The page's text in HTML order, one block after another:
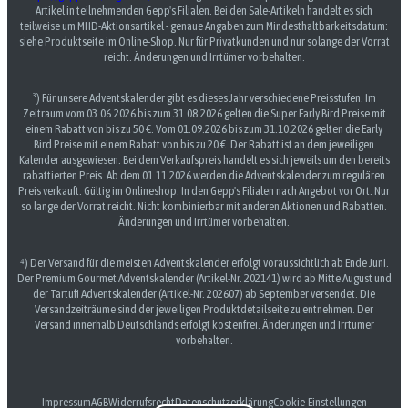
Artikel in teilnehmenden Gepp's Filialen. Bei den Sale-Artikeln handelt es sich
teilweise um MHD-Aktionsartikel - genaue Angaben zum Mindesthaltbarkeitsdatum:
siehe Produktseite im Online-Shop. Nur für Privatkunden und nur solange der Vorrat
reicht. Änderungen und Irrtümer vorbehalten.
³) Für unsere Adventskalender gibt es dieses Jahr verschiedene Preisstufen. Im
Zeitraum vom 03.06.2026 bis zum 31.08.2026 gelten die Super Early Bird Preise mit
einem Rabatt von bis zu 50 €. Vom 01.09.2026 bis zum 31.10.2026 gelten die Early
Bird Preise mit einem Rabatt von bis zu 20 €. Der Rabatt ist an dem jeweiligen
Kalender ausgewiesen. Bei dem Verkaufspreis handelt es sich jeweils um den bereits
rabattierten Preis. Ab dem 01.11.2026 werden die Adventskalender zum regulären
Preis verkauft. Gültig im Onlineshop. In den Gepp's Filialen nach Angebot vor Ort. Nur
so lange der Vorrat reicht. Nicht kombinierbar mit anderen Aktionen und Rabatten.
Änderungen und Irrtümer vorbehalten.
⁴) Der Versand für die meisten Adventskalender erfolgt voraussichtlich ab Ende Juni.
Der Premium Gourmet Adventskalender (Artikel-Nr. 202141) wird ab Mitte August und
der Tartufi Adventskalender (Artikel-Nr. 202607) ab September versendet. Die
Versandzeiträume sind der jeweiligen Produktdetailseite zu entnehmen. Der
Versand innerhalb Deutschlands erfolgt kostenfrei. Änderungen und Irrtümer
vorbehalten.
ImpressumAGBWiderrufsrechtDatenschutzerklärungCookie-Einstellungen